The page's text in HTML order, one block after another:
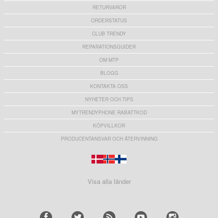
RETURVAROR
ORDERSTATUS
CLUB TRENDY
REPARATIONSGUIDER
OM MTP
BLOGG
KONTAKTA OSS
NYHETER OCH TIPS
MYTRENDYPHONE RABATTKOD
KÖPVILLKOR
PRODUCENTANSVAR OCH ÅTERVINNING
Visa alla länder